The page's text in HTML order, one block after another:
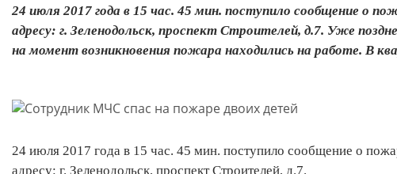
24 июля 2017 года в 15 час. 45 мин. поступило сообщение о
адресу: г. Зеленодольск, проспект Строителей, д.7. Уже
на момент возникновения пожара находились на работе. В
24 июля 2017 года в 15 час. 45 мин. поступило сообщение о
адресу: г. Зеленодольск, проспект Строителей, д.7.